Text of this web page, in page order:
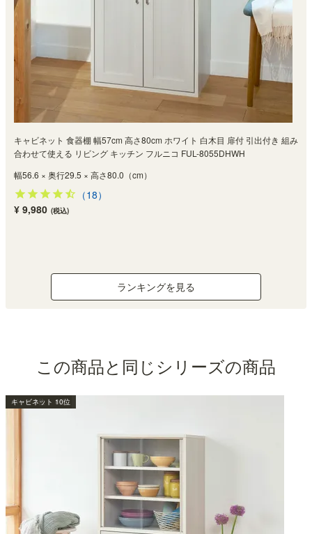
キャビネット 食器棚 幅57cm 高さ80cm ホワイト 白木目 扉付 引出付き 組み
合わせて使える リビング キッチン フルニコ FUL-8055DHWH
幅56.6 × 奥行29.5 × 高さ80.0（cm）
（18）
¥ 9,980 (税込)
ランキングを見る
この商品と同じシリーズの商品
キッチン収納 1位
キャビネット 3位
キャビネット 4位
本棚・ラック 10位
キャビネット 7位
キャビネット 6位
キャビネット 8位
パーツ 8位
キャビネット 10位